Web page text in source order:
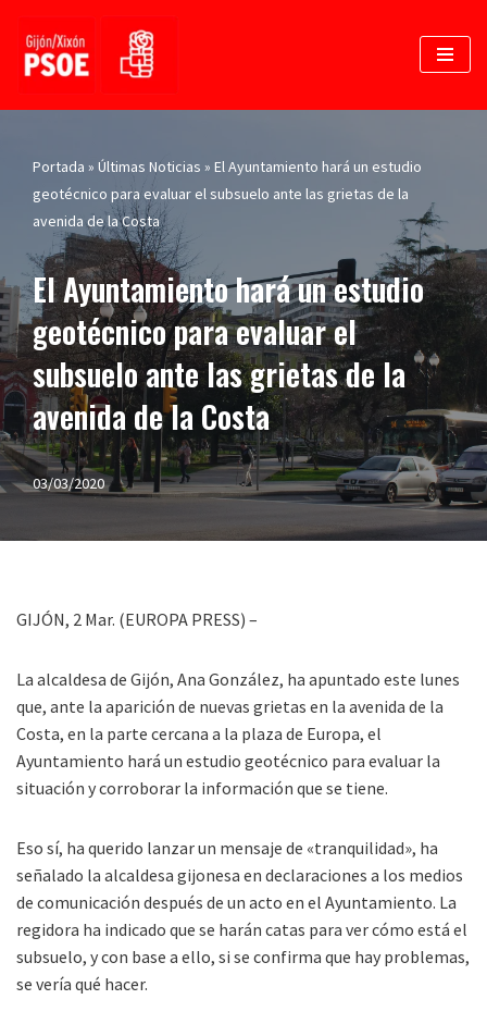
Saltar
contenido
Portada » Últimas Noticias » El Ayuntamiento hará un estudio
geotécnico para evaluar el subsuelo ante las grietas de la
avenida de la Costa
El Ayuntamiento hará un estudio
geotécnico para evaluar el
subsuelo ante las grietas de la
avenida de la Costa
03/03/2020
GIJÓN, 2 Mar. (EUROPA PRESS) –
La alcaldesa de Gijón, Ana González, ha apuntado este lunes
que, ante la aparición de nuevas grietas en la avenida de la
Costa, en la parte cercana a la plaza de Europa, el
Ayuntamiento hará un estudio geotécnico para evaluar la
situación y corroborar la información que se tiene.
Eso sí, ha querido lanzar un mensaje de «tranquilidad», ha
señalado la alcaldesa gijonesa en declaraciones a los medios
de comunicación después de un acto en el Ayuntamiento. La
regidora ha indicado que se harán catas para ver cómo está el
subsuelo, y con base a ello, si se confirma que hay problemas,
se vería qué hacer.